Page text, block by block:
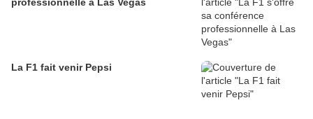
La F1 fait venir Pepsi